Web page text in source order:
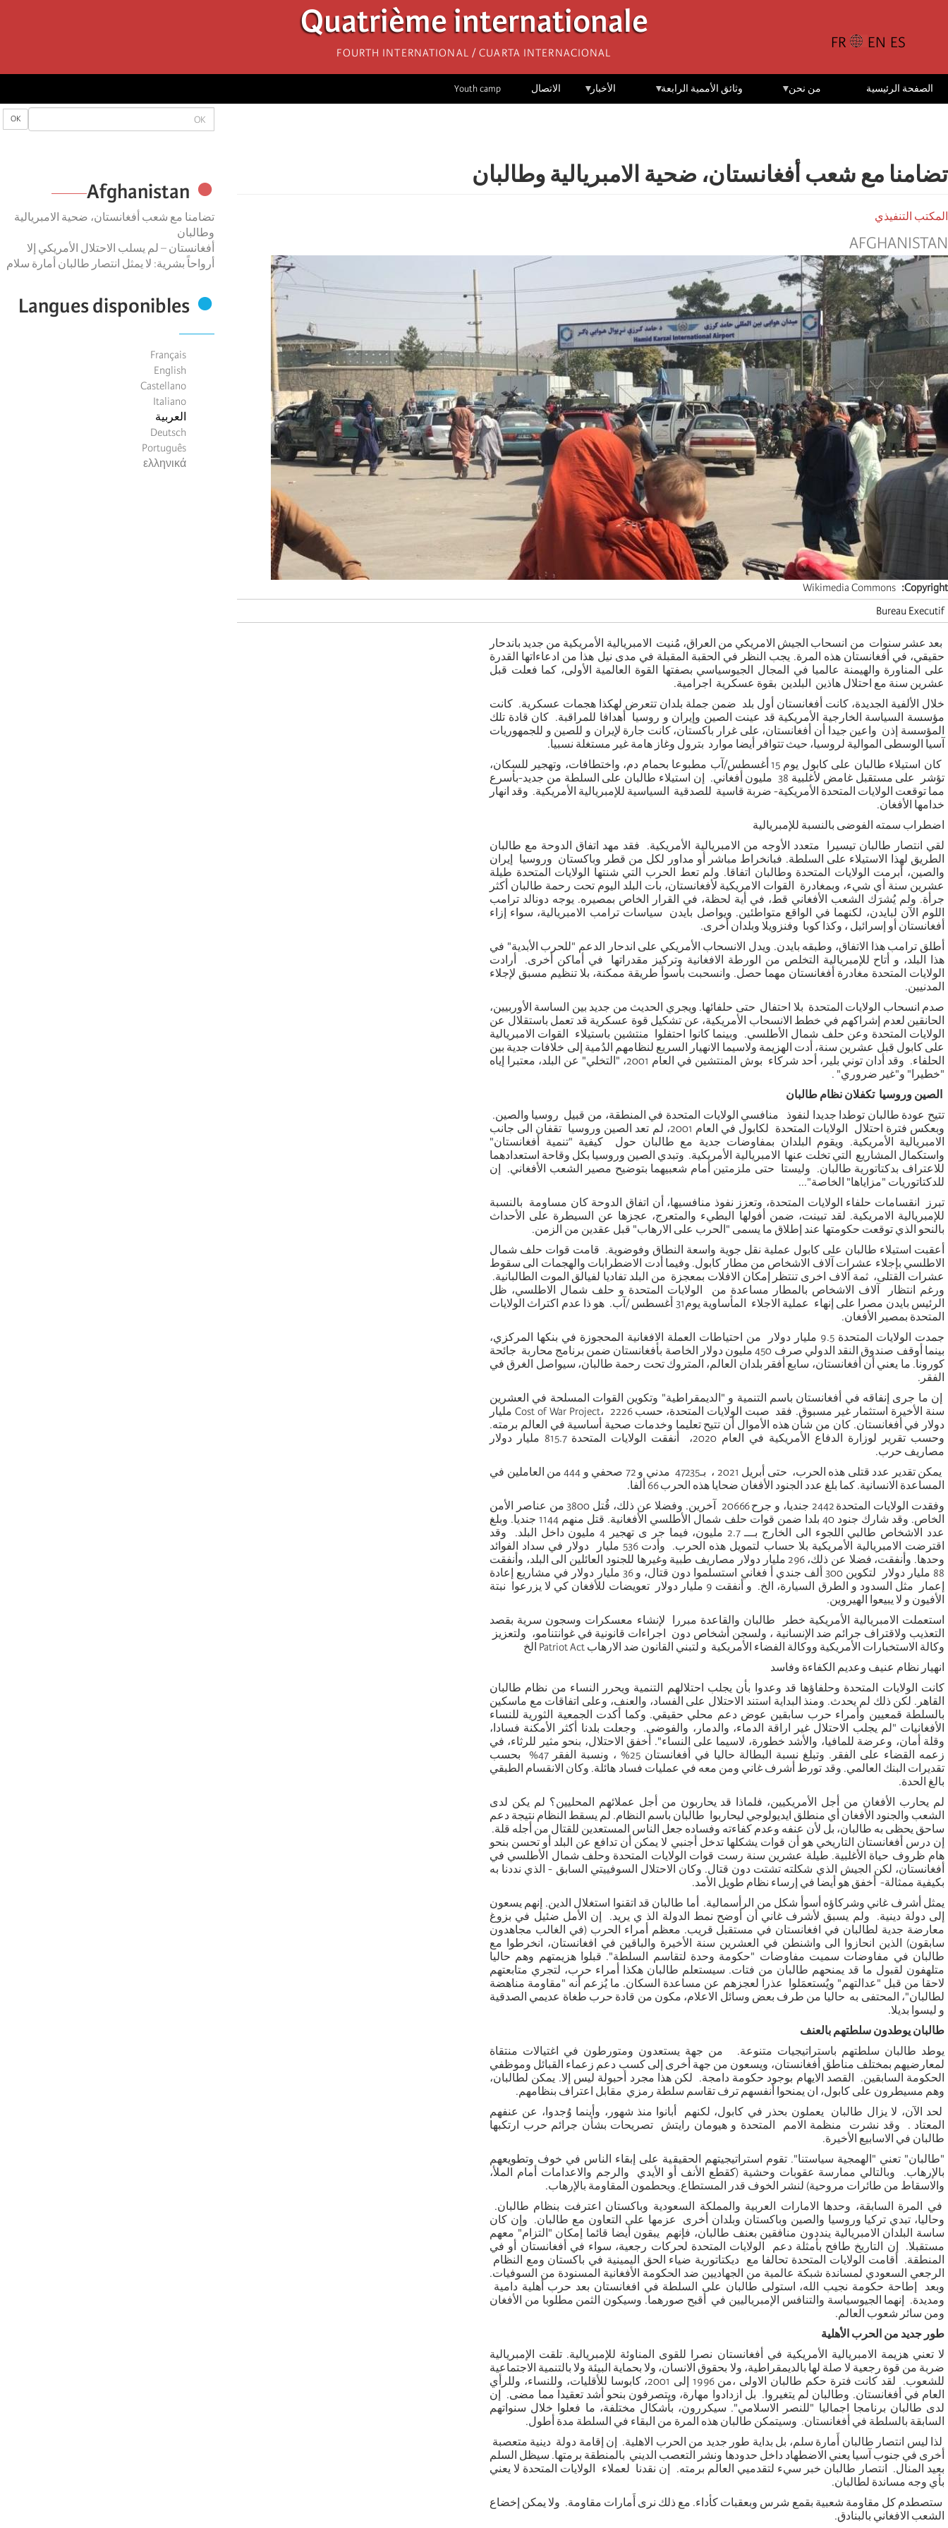
Quatrième internationale
Fourth International / Cuarta Internacional
الصفحة الرئيسية من نحن وثائق الأممية الرابعة الأخبار الاتصال Youth camp
OK
OK
Afghanistan
تضامنا مع شعب أفغانستان، ضحية الامبريالية
وطالبان
أفغانستان – لم يسلب الاحتلال الأمريكي إلا
أرواحاً بشرية: لا يمثل انتصار طالبان أمارة سلام
Langues disponibles
Français
English
Castellano
Italiano
العربية
Deutsch
Português
ελληνικά
تضامنا مع شعب أفغانستان، ضحية الامبريالية وطالبان
المكتب التنفيذي
AFGHANISTAN
Copyright
Wikimedia Commons
Bureau Executif
بعد عشر سنوات من انسحاب الجيش الامريكي من العراق، مُنيت الامبريالية الأمريكية من جديد باندحار
حقيقي، في أفغانستان هذه المرة. يجب النظر في الحقبة المقبلة في مدى نيل هذا من ادعاءاتها القدرة
على المناورة والهيمنة عالميا في المجال الجيوسياسي بصفتها القوة العالمية الأولى، كما فعلت قبل
عشرين سنة مع احتلال هاذين البلدين بقوة عسكرية اجرامية.
خلال الألفية الجديدة، كانت أفغانستان أول بلد ضمن جملة بلدان تتعرض لهكذا هجمات عسكرية. كانت
مؤسسة السياسة الخارجية الأمريكية قد عينت الصين وإيران و روسيا أهدافا للمراقبة. كان قادة تلك
المؤسسة إذن واعين جيدا أن أفغانستان، على غرار باكستان، كانت جارة لإيران و للصين و للجمهوريات
آسيا الوسطى الموالية لروسيا، حيث تتوافر أيضا موارد بترول وغاز هامة غير مستغلة نسبيا.
كان استيلاء طالبان على كابول يوم 15 أغسطس/آب مطبوعا بحمام دم، واختطافات، وتهجير للسكان،
تؤشر على مستقبل غامض لأغلبية 38 مليون أفغاني. إن استيلاء طالبان على السلطة من جديد-بأسرع
مما توقعت الولايات المتحدة الأمريكية- ضربة قاسية للصدقية السياسية للإمبريالية الأمريكية. وقد انهار
خدامها الأفغان.
اضطراب سمته الفوضى بالنسبة للإمبريالية
لقي انتصار طالبان تيسيرا متعدد الأوجه من الامبريالية الأمريكية. فقد مهد اتفاق الدوحة مع طالبان
الطريق لهذا الاستيلاء على السلطة. فبانخراط مباشر أو مداور لكل من قطر وباكستان وروسيا إيران
والصين، أبرمت الولايات المتحدة وطالبان اتفاقا. ولم تعط الحرب التي شنتها الولايات المتحدة طيلة
عشرين سنة أي شيء، وبمغادرة القوات الامريكية لأفغانستان، بات البلد اليوم تحت رحمة طالبان أكثر
جرأة. ولم يُشرَك الشعب الأفغاني قط، في أية لحظة، في القرار الخاص بمصيره. يوجه دونالد ترامب
اللوم الآن لبايدن، لكنهما في الواقع متواطئين. ويواصل بايدن سياسات ترامب الامبريالية، سواء إزاء
أفغانستان أو إسرائيل ، وكذا كوبا وفنزويلا وبلدان أخرى.
أطلق ترامب هذا الاتفاق، وطبقه بايدن. ويدل الانسحاب الأمريكي على اندحار الدعم "للحرب الأبدية" في
هذا البلد، و أتاح للإمبريالية التخلص من الورطة الافغانية وتركيز مقدراتها في أماكن أخرى. أرادت
الولايات المتحدة مغادرة أفغانستان مهما حصل. وانسحبت بأسوأ طريقة ممكنة، بلا تنظيم مسبق لإجلاء
المدنيين.
صدم انسحاب الولايات المتحدة بلا احتفال حتى حلفائها. ويجري الحديث من جديد بين الساسة الأوربيين،
الحانقين لعدم إشراكهم في خطط الانسحاب الأمريكية، عن تشكيل قوة عسكرية قد تعمل باستقلال عن
الولايات المتحدة وعن حلف شمال الأطلسي. وبينما كانوا احتفلوا منتشين باستيلاء القوات الامبريالية
على كابول قبل عشرين سنة، أدت الهزيمة ولاسيما الانهيار السريع لنظامهم الدُمية إلى خلافات جدية بين
الحلفاء. وقد أدان توني بلير، أحد شركاء
بوش المنتشين في العام 2001، "التخلي" عن البلد، معتبرا إياه
"خطيرا" و"غير ضروري" .
الصين وروسيا تكفلان نظام طالبان
تتيح عودة طالبان توطدا جديدا لنفوذ
منافسي الولايات المتحدة في المنطقة، من قبيل روسيا والصين.
وبعكس فترة احتلال الولايات المتحدة لكابول في العام 2001، لم تعد الصين وروسيا تقفان الى جانب
الامبريالية الأمريكية. ويقوم البلدان بمفاوضات جدية مع طالبان حول كيفية "تنمية أفغانستان"
واستكمال المشاريع التي تخلت عنها الامبريالية الأمريكية. وتبدي الصين وروسيا بكل وقاحة استعدادهما
للاعتراف بدكتاتورية طالبان. وليستا حتى ملزمتين أمام شعبيهما بتوضيح مصير الشعب الأفغاني. إن
للدكتاتوريات "مزاياها" الخاصة"...
تبرز انقسامات حلفاء الولايات المتحدة، وتعزز نفوذ منافسيها، أن اتفاق الدوحة كان مساومة بالنسبة
للإمبريالية الامريكية. لقد تبينت، ضمن أفولها البطيء والمتعرج، عجزها عن السيطرة على الأحداث
بالنحو الذي توقعت حكومتها عند إطلاق ما يسمى "الحرب على الارهاب" قبل عقدين من الزمن.
أعقبت استيلاء طالبان على كابول عملية نقل جوية واسعة النطاق وفوضوية. قامت قوات حلف شمال
الاطلسي بإجلاء عشرات آلاف الاشخاص من مطار كابول. وفيما أدت الاضطرابات والهجمات الى سقوط
عشرات القتلى، ثمة آلاف اخرى تنتظر إمكان الافلات بمعجزة من البلد تفاديا لفيالق الموت الطالبانية.
ورغم انتظار آلاف الاشخاص بالمطار مساعدة من الولايات المتحدة و حلف شمال الاطلسي، ظل
الرئيس بايدن مصرا على إنهاء عملية الاجلاء المأساوية يوم31 أغسطس /آب. هو ذا عدم اكتراث الولايات
المتحدة بمصير الأفغان.
جمدت الولايات المتحدة 9.5 مليار دولار من احتياطات العملة الافغانية المحجوزة في بنكها المركزي،
بينما أوقف صندوق النقد الدولي صرف 450 مليون دولار الخاصة بأفغانستان ضمن برنامج محاربة جائحة
كورونا. ما يعني أن أفغانستان، سابع أفقر بلدان العالم، المتروك تحت رحمة طالبان، سيواصل الغرق في
الفقر.
إن ما جرى إنفاقه في أفغانستان باسم التنمية و "الديمقراطية" وتكوين القوات المسلحة في العشرين
سنة الأخيرة استثمار غير مسبوق. فقد صبت الولايات المتحدة، حسب Cost of War Project،
2226 مليار
دولار في أفغانستان. كان من شأن هذه الأموال أن تتيح تعليما وخدمات صحية أساسية في العالم برمته.
وحسب تقرير لوزارة الدفاع الأمريكية في العام 2020، أنفقت الولايات المتحدة 815.7 مليار دولار
مصاريف حرب.
يمكن تقدير عدد قتلى هذه الحرب، حتى أبريل 2021 ، بـ47235 مدني و 72 صحفي و 444 من العاملين في
المساعدة الانسانية. كما بلغ عدد الجنود الأفغان ضحايا هذه الحرب 66 ألفا.
وفقدت الولايات المتحدة 2442 جنديا، و جرح 20666 آخرين. وفضلا عن ذلك، قُتل 3800 من عناصر الأمن
الخاص. وقد شارك جنود 40 بلدا ضمن قوات حلف شمال الأطلسي الأفغانية. قتل منهم 1144 جنديا. وبلغ
عدد الاشخاص طالبي اللجوء الى الخارج بـــ 2.7 مليون، فيما جر ى تهجير 4 مليون داخل البلد. وقد
اقترضت الامبريالية الأمريكية بلا حساب لتمويل هذه الحرب. وأدت 536 مليار دولار في سداد الفوائد
وحدها. وأنفقت، فضلا عن ذلك، 296 مليار دولار مصاريف طبية وغيرها للجنود العائلين الى البلد، وأنفقت
88 مليار دولار لتكوين 300 ألف جندي أ فغاني استسلموا دون قتال، و 36 مليار دولار في مشاريع إعادة
إعمار مثل السدود و الطرق السيارة، الخ. و أنفقت 9 مليار دولار تعويضات للأفغان كي لا يزرعوا نبتة
الأفيون و لا يبيعوا الهيروين.
استعملت الامبريالية الأمريكية خطر طالبان والقاعدة مبررا لإنشاء معسكرات وسجون سرية بقصد
التعذيب ولاقتراف جرائم ضد الإنسانية ، ولسجن أشخاص دون اجراءات قانونية في غوانتنامو، ولتعزيز
وكالة الاستخبارات الأمريكية ووكالة الفضاء الأمريكية و لتبني القانون ضد الارهاب Patriot Act الخ
انهيار نظام عنيف وعديم الكفاءة وفاسد
كانت الولايات المتحدة وحلفاؤها قد وعدوا بأن يجلب احتلالهم التنمية ويحرر النساء من نظام طالبان
القاهر. لكن ذلك لم يحدث. ومنذ البداية استند الاحتلال على الفساد، والعنف، وعلى اتفاقات مع ماسكين
بالسلطة قمعيين وأمراء حرب سابقين عوض دعم محلي حقيقي. وكما أكدت الجمعية الثورية للنساء
الأفغانيات "لم يجلب الاحتلال غير اراقة الدماء، والدمار، والفوضى. وجعلت بلدنا أكثر الأمكنة فسادا،
وقلة أمان، وعرضة للمافيا، والأشد خطورة، لاسيما على النساء". أخفق الاحتلال، بنحو مثير للرثاء، في
زعمه القضاء على الفقر. وتبلغ نسبة البطالة حاليا في أفغانستان 25
% ، ونسبة الفقر 47 % بحسب
تقديرات البنك العالمي. وقد تورط أشرف غاني ومن معه في عمليات فساد هائلة. وكان الانقسام الطبقي
بالغ الحدة.
لم يحارب الأفغان من أجل الأمريكيين، فلماذا قد يحاربون من أجل عملائهم المحليين؟ لم يكن لدى
الشعب والجنود الأفغان أي منطلق ايديولوجي ليحاربوا طالبان باسم النظام. لم يسقط النظام نتيجة دعم
ساحق يحظى به طالبان، بل لأن عنفه وعدم كفاءته وفساده جعل الناس المستعدين للقتال من أجله قلة.
إن درس أفغانستان التاريخي هو أن قوات يشكلها تدخل أجنبي لا يمكن أن تدافع عن البلد أو تحسن بنحو
هام ظروف حياة الأغلبية. طيلة عشرين سنة رست قوات الولايات المتحدة وحلف شمال الأطلسي في
أفغانستان، لكن الجيش الذي شكلته تشتت دون قتال. وكان الاحتلال السوفييتي السابق - الذي نددنا به
بكيفية ممثالة- أخفق هو أيضا في إرساء نظام طويل الأمد.
يمثل أشرف غاني وشركاؤه أسوأ شكل من الرأسمالية. أما طالبان قد اتقنوا استغلال الدين. إنهم يسعون
إلى دولة دينية. ولم يسبق لأشرف غاني أن أوضح نمط الدولة الذ ي يريد. إن الأمل ضئيل في بزوغ
معارضة جدية لطالبان في افغانستان في مستقبل قريب. معظم أمراء الحرب (في الغالب مجاهدون
سابقون) الذين انحازوا الى واشنطن في العشرين سنة الأخيرة والباقين في افغانستان، انخرطوا مع
طالبان في مفاوضات سميت مفاوضات "حكومة وحدة لتقاسم السلطة". قبلوا هزيمتهم وهم حاليا
متلهفون لقبول ما قد يمنحهم طالبان من فتات. سيستعلم طالبان هكذا أمراء حرب، لتجري متابعتهم
لاحقا من قبل "عدالتهم" ويُستعمَلوا عذرا لعجزهم عن مساعدة السكان. ما يُزعم أنه "مقاومة مناهضة
لطالبان"، المحتفى به حاليا من طرف بعض وسائل الاعلام، مكون من قادة حرب طغاة عديمي الصدقية
و ليسوا بديلا.
طالبان يوطدون سلطتهم بالعنف
يوطد طالبان سلطتهم باستراتيجيات متنوعة. من جهة يستعدون ومتورطون في اغتيالات منتقاة
لمعارضيهم بمختلف مناطق أفغانستان، ويسعون من جهة أخرى إلى كسب دعم زعماء القبائل وموظفي
الحكومة السابقين. القصد الايهام بوجود حكومة دامجة. لكن هذا مجرد أحبولة ليس إلا. يمكن لطالبان،
وهم مسيطرون على كابول، ان يمنحوا أنفسهم ترف تقاسم سلطة رمزي مقابل اعتراف بنظامهم.
لحد الآن، لا يزال طالبان يعملون بحذر في كابول، لكنهم أبانوا منذ شهور، وأينما وُجدوا، عن عنفهم
المعتاد . وقد نشرت منظمة الامم المتحدة و هيومان رايتش تصريحات بشأن جرائم حرب ارتكبها
طالبان في الاسابيع الأخيرة.
"طالبان" تعني "الهمجية سياستنا". تقوم استراتيجيتهم الحقيقية على إبقاء الناس في خوف وتطويعهم
بالإرهاب. وبالتالي ممارسة عقوبات وحشية (كقطع الأنف أو الأيدي
والرجم والاعدامات أمام الملأ،
والاسقاط من طائرات مروحية) لنشر الخوف قدر المستطاع. ويحطمون المقاومة بالإرهاب.
في المرة السابقة، وحدها الامارات العربية والمملكة السعودية وباكستان اعترفت بنظام طالبان.
وحاليا، تبدي تركيا وروسيا والصين وباكستان وبلدان أخرى عزمها على التعاون مع طالبان. وإن كان
ساسة البلدان الامبريالية ينددون منافقين بعنف طالبان، فإنهم يبقون أيضا قائما إمكان "التزام" معهم
مستقبلا. إن التاريخ طافح بأمثلة دعم الولايات المتحدة لحركات رجعية، سواء في أفغانستان أو في
المنطقة. أقامت الولايات المتحدة تحالفا مع ديكتاتورية ضياء الحق اليمينية في باكستان ومع النظام
الرجعي السعودي لمساندة شبكة عالمية من الجهاديين ضد الحكومة الأفغانية المسنودة من السوفيات.
وبعد إطاحة حكومة نجيب الله، استولى طالبان على السلطة في افغانستان بعد حرب أهلية دامية
ومديدة. إنهما الجيوسياسة والتنافس الإمبرياليين في أقبح صورهما. وسيكون الثمن مطلوبا من الأفغان
ومن سائر شعوب العالم.
طور جديد من الحرب الأهلية
لا تعني هزيمة الامبريالية الأمريكية في أفغانستان نصرا للقوى المناوئة للإمبريالية. تلقت الإمبريالية
ضربة من قوة رجعية لا صلة لها بالديمقراطية، ولا بحقوق الانسان، ولا بحماية البيئة ولا بالتنمية الاجتماعية
للشعوب. لقد كانت فترة حكم طالبان الاولى ،من 1996 إلى 2001، كابوسا للأقليات، وللنساء، وللرأي
العام في أفغانستان. وطالبان لم يتغيروا. بل ازدادوا مهارة، ويتصرفون بنحو أشد تعقيدا مما مضى. إن
لدى طالبان برنامجا اجماليا "للنصر الاسلامي". سيكررون، بأشكال مختلفة، ما فعلوا خلال سنواتهم
السابقة بالسلطة في أفغانستان. وسيتمكن طالبان هذه المرة من البقاء في السلطة مدة أطول.
لذا ليس انتصار طالبان أَمارة سلم، بل بداية طور جديد من الحرب الاهلية. إن إقامة دولة دينية متعصبة
أخرى في جنوب آسيا يعني الاضطهاد داخل حدودها ونشر التعصب الديني بالمنطقة برمتها. سيظل السلم
بعيد المنال. انتصار طالبان خبر سيء لتقدميي العالم برمته. إن نقدنا لعملاء الولايات المتحدة لا يعني
بأي وجه مساندة لطالبان.
ستصطدم كل مقاومة شعبية بقمع شرس وبعقبات كأداء. مع ذلك نرى أَمارات مقاومة. ولا يمكن إخضاع
الشعب الافغاني بالبنادق.